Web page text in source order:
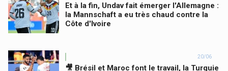
Et à la fin, Undav fait émerger l'Allemagne :
la Mannschaft a eu très chaud contre la
Côte d'Ivoire
20/06
🎥 Brésil et Maroc font le travail, la Turquie